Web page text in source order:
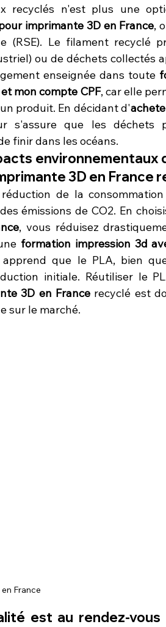
recyclés n'est plus une
imprimante 3D en France,
(RSE). Le filament recyclé
ou de déchets collectés
enseignée dans toute
mon compte CPF, car elle
produit. En décidant d'
s'assure que les déchets
finir dans les océans.
environnementaux
3D en France
de la
émissions de CO2​. En
, vous réduisez
formation impression 3d
que le PLA, bien
initiale. Réutiliser le
3D en France recyclé est
sur le marché.
France
est au rendez-